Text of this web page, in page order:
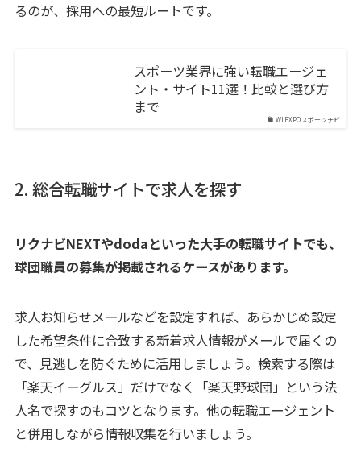
るのが、採用への最短ルートです。
WLEXPOスポーツナビ
スポーツ業界に強い転職エージェ
ント・サイト11選！比較と選び方
まで
2. 総合転職サイトで求人を探す
リクナビNEXTやdodaといった大手の転職サイトでも、
球団職員の募集が掲載されるケースがあります。
求人お知らせメールなどを設定すれば、あらかじめ設定
した希望条件に合致する新着求人情報がメールで届くの
で、見逃しを防ぐために活用しましょう。検索する際は
「楽天イーグルス」だけでなく「楽天野球団」という法
人名で探すのもコツとなります。他の転職エージェント
と併用しながら情報収集を行いましょう。